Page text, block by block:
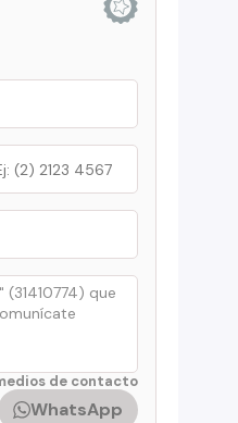
de contacto
WhatsApp